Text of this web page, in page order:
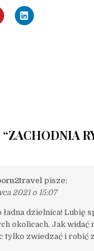
ZACHODNIA
pisze:
2021 o 15:07
ładna dzielnica! Lubię
okolicach. Jak widać
tylko zwiedzać i robić